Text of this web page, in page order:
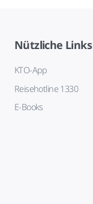
Nützliche Links
KTO-App
Reisehotline 1330
E-Books